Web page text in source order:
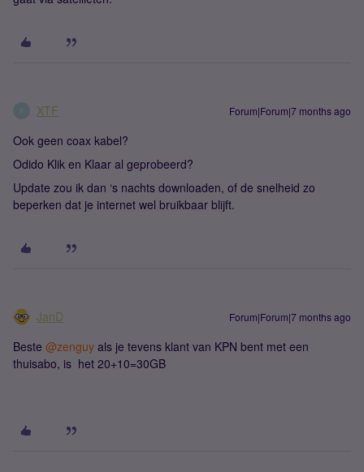
XTF Forum|Forum|7 months ago
Ook geen coax kabel?
Odido Klik en Klaar al geprobeerd?
Update zou ik dan ‘s nachts downloaden, of de snelheid zo
beperken dat je internet wel bruikbaar blijft.
JanD Forum|Forum|7 months ago
Beste ​ @zenguy als je tevens klant van KPN bent met een
thuisabo, is het 20+10=30GB